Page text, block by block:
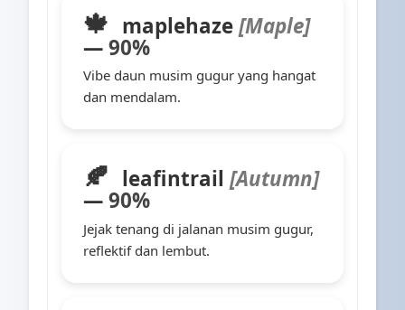
🍁 maplehaze[Maple]
—90%
Vibe daun musim gugur yang hangat
dan mendalam.
🍂 leafintrail [Autumn]
—90%
Jejak tenang di jalanan musim gugur,
reflektif dan lembut.